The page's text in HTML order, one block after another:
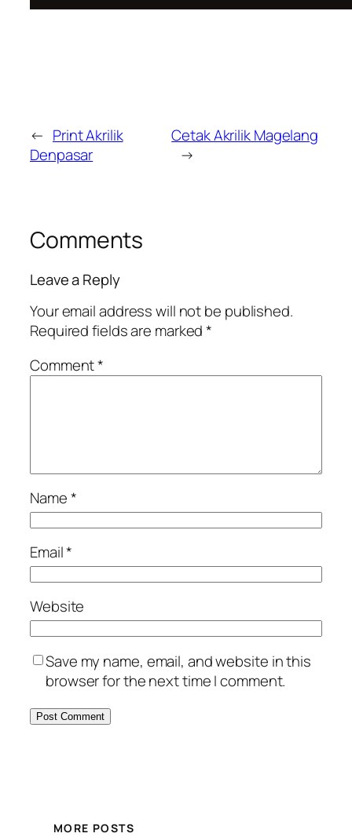
← Print Akrilik
Denpasar
Cetak Akrilik Magelang
→
Comments
Leave a Reply
Your email address will not be published.
Required fields are marked*
Comment*
Name*
Email*
Website
Save my name, email, and website in this
browser for the next time I comment.
MORE POSTS